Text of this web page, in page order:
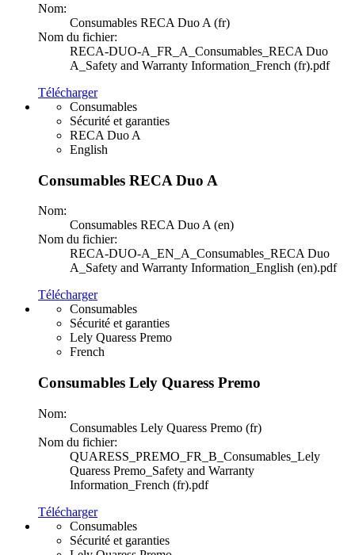
Nom:
Consumables RECA Duo A (fr)
Nom du fichier:
RECA-DUO-A_FR_A_Consumables_RECA Duo
A_Safety and Warranty Information_French (fr).pdf
Télécharger
Consumables
Sécurité et garanties
RECA Duo A
English
Consumables RECA Duo A
Nom:
Consumables RECA Duo A (en)
Nom du fichier:
RECA-DUO-A_EN_A_Consumables_RECA Duo
A_Safety and Warranty Information_English (en).pdf
Télécharger
Consumables
Sécurité et garanties
Lely Quaress Premo
French
Consumables Lely Quaress Premo
Nom:
Consumables Lely Quaress Premo (fr)
Nom du fichier:
QUARESS_PREMO_FR_B_Consumables_Lely
Quaress Premo_Safety and Warranty
Information_French (fr).pdf
Télécharger
Consumables
Sécurité et garanties